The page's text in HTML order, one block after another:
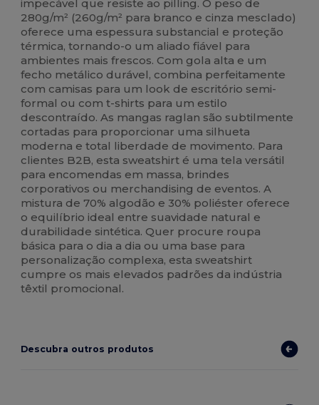
impecável que resiste ao pilling. O peso de
280g/m² (260g/m² para branco e cinza mesclado)
oferece uma espessura substancial e proteção
térmica, tornando-o um aliado fiável para
ambientes mais frescos. Com gola alta e um
fecho metálico durável, combina perfeitamente
com camisas para um look de escritório semi-
formal ou com t-shirts para um estilo
descontraído. As mangas raglan são subtilmente
cortadas para proporcionar uma silhueta
moderna e total liberdade de movimento. Para
clientes B2B, esta sweatshirt é uma tela versátil
para encomendas em massa, brindes
corporativos ou merchandising de eventos. A
mistura de 70% algodão e 30% poliéster oferece
o equilíbrio ideal entre suavidade natural e
durabilidade sintética. Quer procure roupa
básica para o dia a dia ou uma base para
personalização complexa, esta sweatshirt
cumpre os mais elevados padrões da indústria
têxtil promocional.
Descubra outros produtos